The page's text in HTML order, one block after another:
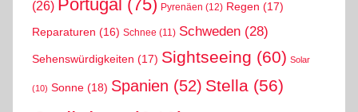
(26) Portugal (75) Pyrenäen (12) Regen (17)
Reparaturen (16) Schnee (11) Schweden (28)
Sehenswürdigkeiten (17) Sightseeing (60) Solar
(10) Sonne (18) Spanien (52) Stella (56)